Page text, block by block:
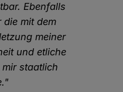
Ebenfalls
mit dem
meiner
und etliche
mir staatlich